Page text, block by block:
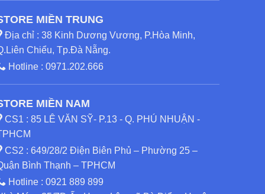
MIỀN TRUNG
Địa chỉ : 38 Kinh Dương Vương, P.Hòa Minh,
Chiểu, Tp.Đà Nẵng.
Hotline :0971.202.666
MIỀN NAM
CS1 : 85 LÊ VĂN SỸ- P.13 - Q. PHÚ NHUẬN -
CS2 : 649/28/2 Điện Biên Phủ – Phường 25 –
Bình Thạnh – TPHCM
Hotline :0921 889 899